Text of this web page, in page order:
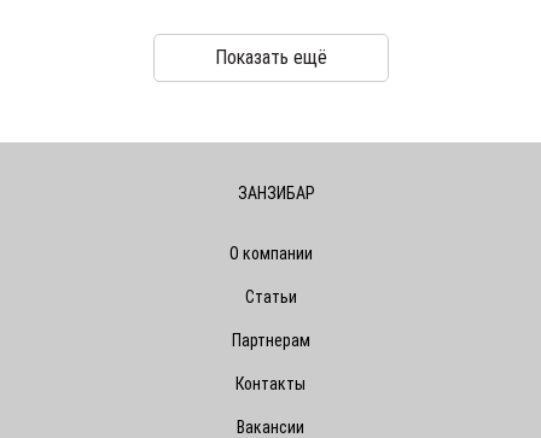
Показать ещё
ЗАНЗИБАР
О компании
Статьи
Партнерам
Контакты
Вакансии